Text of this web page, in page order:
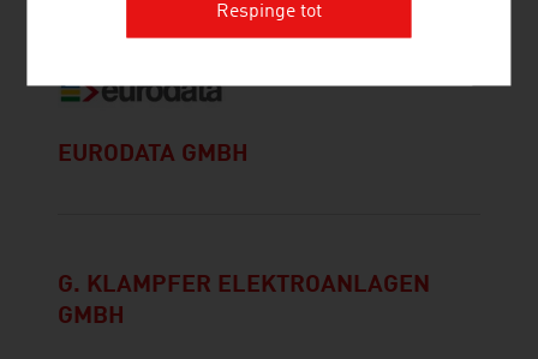
EURODATA GMBH
G. KLAMPFER ELEKTROANLAGEN
GMBH
Respinge tot